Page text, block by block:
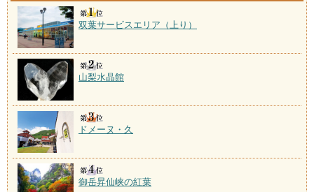
双葉サービスエリア（上り）
山梨水晶館
ドメーヌ・久
御岳昇仙峡の紅葉